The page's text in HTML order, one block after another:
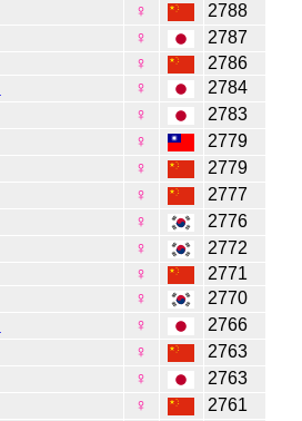
♀
2788
♀
2787
♀
2786
♀
2784
♀
2783
♀
2779
♀
2779
♀
2777
♀
2776
♀
2772
♀
2771
♀
2770
♀
2766
♀
2763
♀
2763
♀
2761